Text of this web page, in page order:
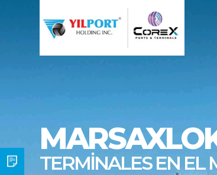
TERMİNALES EN EL